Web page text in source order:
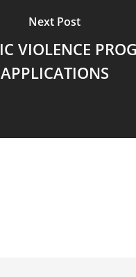
Next Post
VIOLENCE
APPLICATIONS